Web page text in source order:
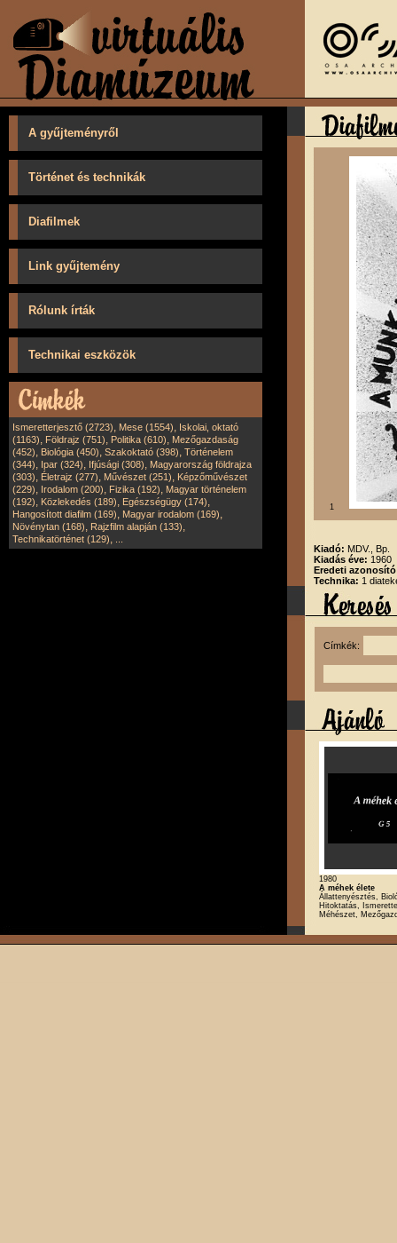
A gyűjteményről
Történet és technikák
Diafilmek
Link gyűjtemény
Rólunk írták
Technikai eszközök
Ismeretterjesztő (2723), Mese (1554), Iskolai, oktató
(1163), Földrajz (751), Politika (610), Mezőgazdaság
(452), Biológia (450), Szakoktató (398), Történelem
(344), Ipar (324), Ifjúsági (308), Magyarország földrajza
(303), Életrajz (277), Művészet (251), Képzőművészet
(229), Irodalom (200), Fizika (192), Magyar történelem
(192), Közlekedés (189), Egészségügy (174),
Hangosított diafilm (169), Magyar irodalom (169),
Növénytan (168), Rajzfilm alapján (133),
Technikatörténet (129),
1
Kiadó: MDV., Bp.
Kiadás éve: 1960
Eredeti
Technika: 1
Címkék:
1980
A méhek élete
Állattenyésztés,
Hitoktatás,
Méhészet,